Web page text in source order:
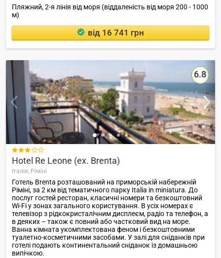
Пляжний, 2-я лінія від моря (віддаленість від моря 200 - 1000
м)
від 16 741 грн
6.8

Hotel Re Leone (ex. Brenta)
Італія, Ріміні
Готель Brenta розташований на приморській набережній
Ріміні, за 2 км від тематичного парку Italia in miniatura. До
послуг гостей ресторан, класичні номери та безкоштовний
Wi-Fi у зонах загального користування. В усіх номерах є
телевізор з рідкокристалічним дисплеєм, радіо та телефон, а
в деяких – також є повний або частковий вид на море.
Ванна кімната укомплектована феном і безкоштовними
туалетно-косметичними засобами. У залі для сніданків при
готелі подають континентальний сніданок із домашньою
випічкою.